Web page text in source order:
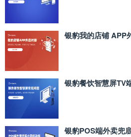
银豹我的店铺 APP
银豹餐饮智慧屏TV
银豹POS端外卖兜